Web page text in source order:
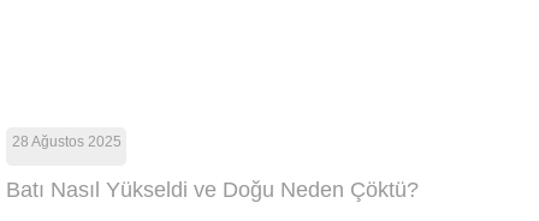
28 Ağustos 2025
Batı Nasıl Yükseldi ve Doğu Neden Çöktü?